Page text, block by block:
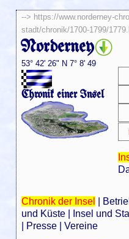
--> https://www.norderney-
stadt/chronik/1700-1799/
Norderney
53° 42' 26" N 7° 8' 49
Chronik einer Insel
Chronik der Insel
und Küste
Insel und
Presse |Vereine